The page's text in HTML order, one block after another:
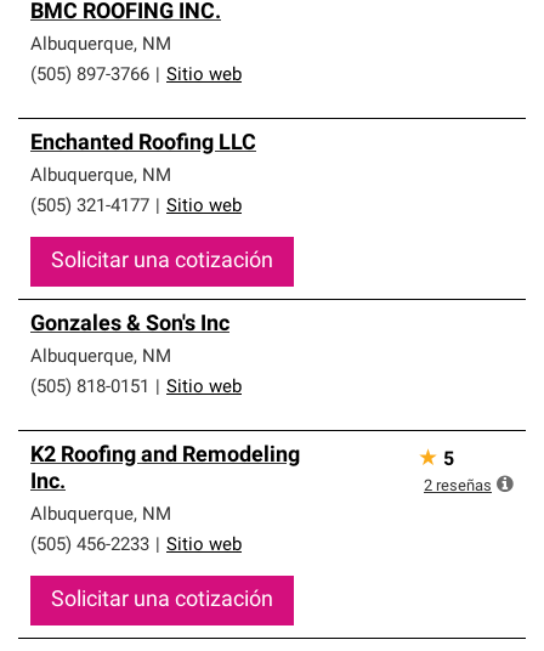
BMC ROOFING INC.
Albuquerque, NM
(505) 897-3766
Sitio web
Enchanted Roofing LLC
Albuquerque, NM
(505) 321-4177
Sitio web
Solicitar una cotización
Gonzales & Son's Inc
Albuquerque, NM
(505) 818-0151
Sitio web
K2 Roofing and Remodeling
Inc.
Albuquerque, NM
(505) 456-2233
Sitio web
Solicitar una cotización
★ 5
2 reseñas